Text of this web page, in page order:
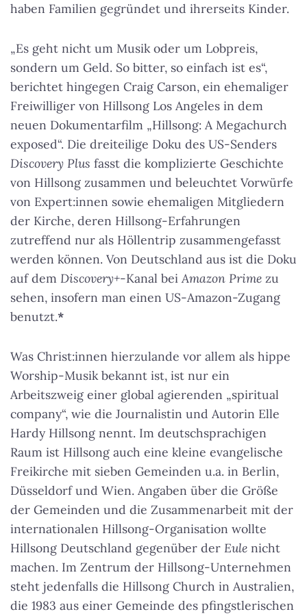
haben Familien gegründet und ihrerseits Kinder.
„Es geht nicht um Musik oder um Lobpreis,
sondern um Geld. So bitter, so einfach ist es“,
berichtet hingegen Craig Carson, ein ehemaliger
Freiwilliger von Hillsong Los Angeles in dem
neuen Dokumentarfilm „Hillsong: A Megachurch
exposed“. Die dreiteilige Doku des US-Senders
Discovery Plus fasst die komplizierte Geschichte
von Hillsong zusammen und beleuchtet Vorwürfe
von Expert:innen sowie ehemaligen Mitgliedern
der Kirche, deren Hillsong-Erfahrungen
zutreffend nur als Höllentrip zusammengefasst
werden können. Von Deutschland aus ist die Doku
auf dem Discovery+-Kanal beiAmazon Prime zu
sehen, insofern man einen US-Amazon-Zugang
benutzt.*
Was Christ:innen hierzulande vor allem als hippe
Worship-Musik bekannt ist, ist nur ein
Arbeitszweig einer global agierenden „spiritual
company“, wie die Journalistin und Autorin Elle
Hardy Hillsong nennt. Im deutschsprachigen
Raum ist Hillsong auch eine kleine evangelische
Freikirche mit sieben Gemeinden u.a. in Berlin,
Düsseldorf und Wien. Angaben über die Größe
der Gemeinden und die Zusammenarbeit mit der
internationalen Hillsong-Organisation wollte
Hillsong Deutschland gegenüber der Eule nicht
machen. Im Zentrum der Hillsong-Unternehmen
steht jedenfalls die Hillsong Church in Australien,
die 1983 aus einer Gemeinde des pfingstlerischen